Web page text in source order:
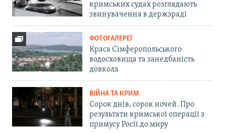
кримських судах розглядають
звинувачення в держзраді
ФОТОГАЛЕРЕЇ
Краса Сімферопольського
водосховища та занедбаність
довкола
ВІЙНА ТА КРИМ
Сорок днів, сорок ночей. Про
результати кримської операції з
примусу Росії до миру